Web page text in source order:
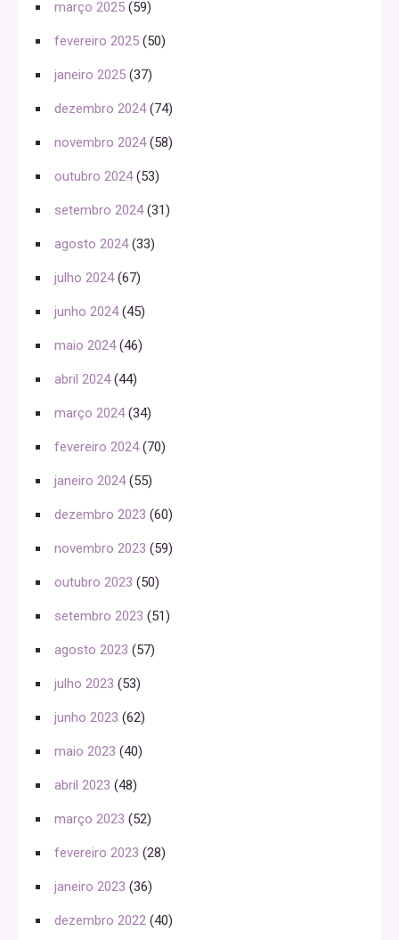
março 2025 (59)
fevereiro 2025 (50)
janeiro 2025 (37)
dezembro 2024(74)
novembro 2024(58)
outubro 2024(53)
setembro 2024(31)
agosto 2024(33)
julho 2024(67)
junho 2024(45)
maio 2024(46)
abril 2024(44)
março 2024(34)
fevereiro 2024(70)
janeiro 2024(55)
dezembro 2023 (60)
novembro 2023 (59)
outubro 2023 (50)
setembro 2023 (51)
agosto 2023 (57)
julho 2023 (53)
junho 2023 (62)
maio 2023 (40)
abril 2023 (48)
março 2023 (52)
fevereiro 2023 (28)
janeiro 2023 (36)
dezembro 2022 (40)